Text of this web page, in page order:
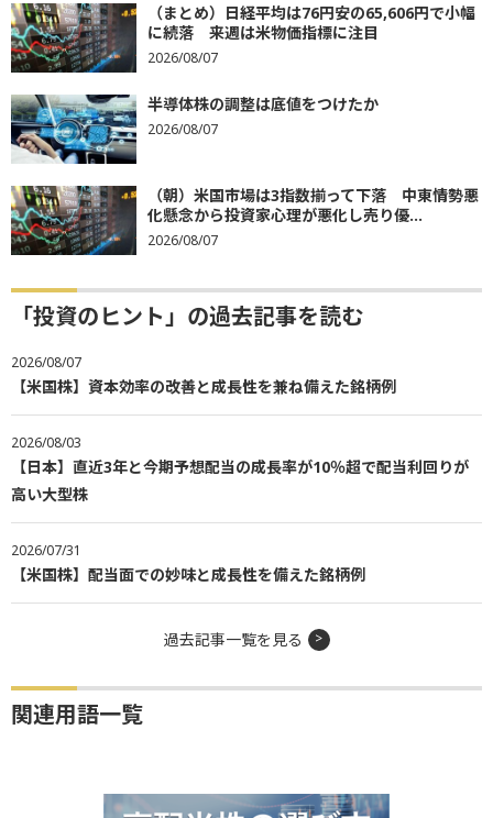
（まとめ）日経平均は76円安の65,606円で小幅
に続落 来週は米物価指標に注目
2026/08/07
半導体株の調整は底値をつけたか
2026/08/07
（朝）米国市場は3指数揃って下落 中東情勢悪
化懸念から投資家心理が悪化し売り優...
2026/08/07
「投資のヒント」の過去記事を読む
2026/08/07
【米国株】資本効率の改善と成長性を兼ね備えた銘柄例
2026/08/03
【日本】直近3年と今期予想配当の成長率が10％超で配当利回りが
高い大型株
2026/07/31
【米国株】配当面での妙味と成長性を備えた銘柄例
過去記事一覧を見る
関連用語一覧